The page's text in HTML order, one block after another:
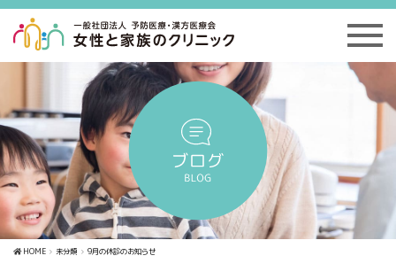
HOME 未分類 9月の休診のお知らせ